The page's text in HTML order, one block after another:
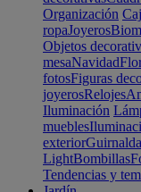
Organización
ropaJoyeros
Objetos
mesaNavidad
fotosFiguras
joyerosRelojes
Iluminación
muebles
exterior
LightBombillas
Tendencias y